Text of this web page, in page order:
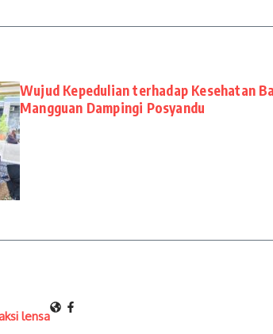
Wujud Kepedulian terhadap Kesehatan
Mangguan Dampingi Posyandu
lensa